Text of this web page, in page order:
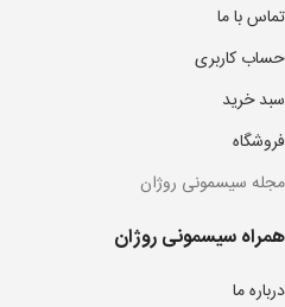
تماس با ما
حساب کاربری
سبد خرید
فروشگاه
مجله سیسمونی روژان
همراه سیسمونی روژان
درباره ما